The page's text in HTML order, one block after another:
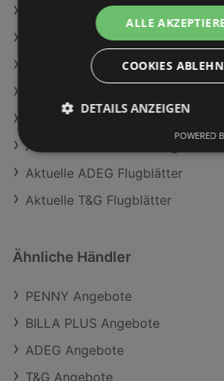
BILLA Angebote
PENNY Angebote
Travel FREE Angebote
Aktuelle Lidl Flugblätter
Aktuelle BILLA PLUS Flugblätter
Aktuelle ADEG Flugblätter
Aktuelle T&G Flugblätter
Ähnliche Händler
PENNY Angebote
BILLA PLUS Angebote
ADEG Angebote
T&G Angebote
ALLE
COOKIES
DETAILS ANZEIGEN
POWERED